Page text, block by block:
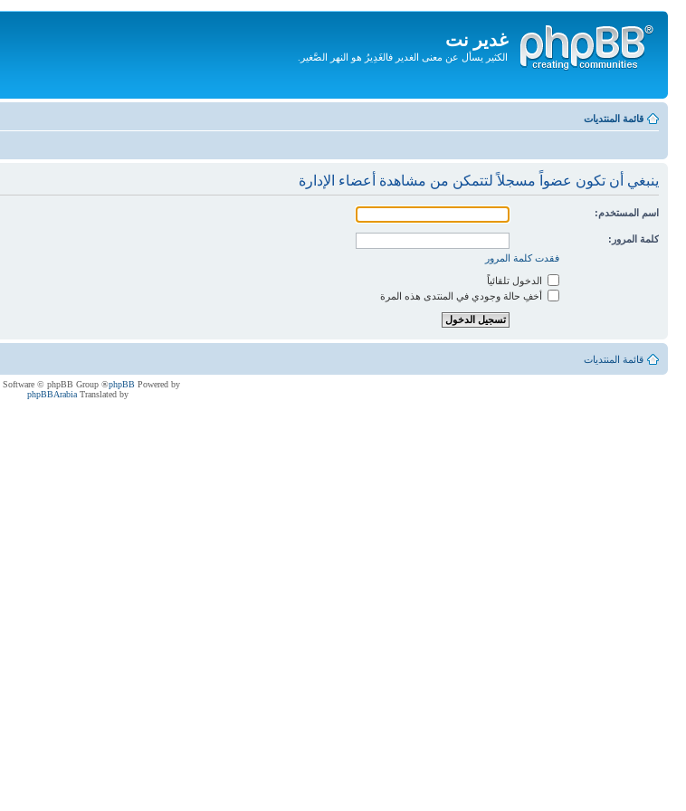
غدير نت
الكثير يسأل عن معنى الغدير فالغَدِيرُ هو النهر الصَّغير.
المحتويات
قائمة المنتديات
ينبغي أن تكون عضواً مسجلاً لتتمكن من مشاهدة أعضاء الإدارة
اسم المستخدم:
كلمة المرور:
فقدت كلمة المرور
الدخول تلقائياً
أخفِ حالة وجودي في المنتدى هذه المرة
قائمة المنتديات
Powered by
phpBB
® Forum Software © phpBB Group
Translated by
phpBBArabia